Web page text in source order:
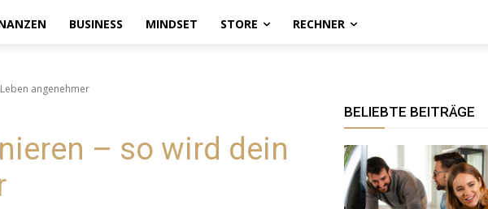
BUSINESS MINDSET STORE RECHNER
angenehmer
– so wird dein
BELIEBTE BEITRÄGE